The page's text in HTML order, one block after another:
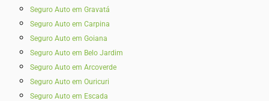
Seguro Auto em Gravatá
Seguro Auto em Carpina
Seguro Auto em Goiana
Seguro Auto em Belo Jardim
Seguro Auto em Arcoverde
Seguro Auto em Ouricuri
Seguro Auto em Escada